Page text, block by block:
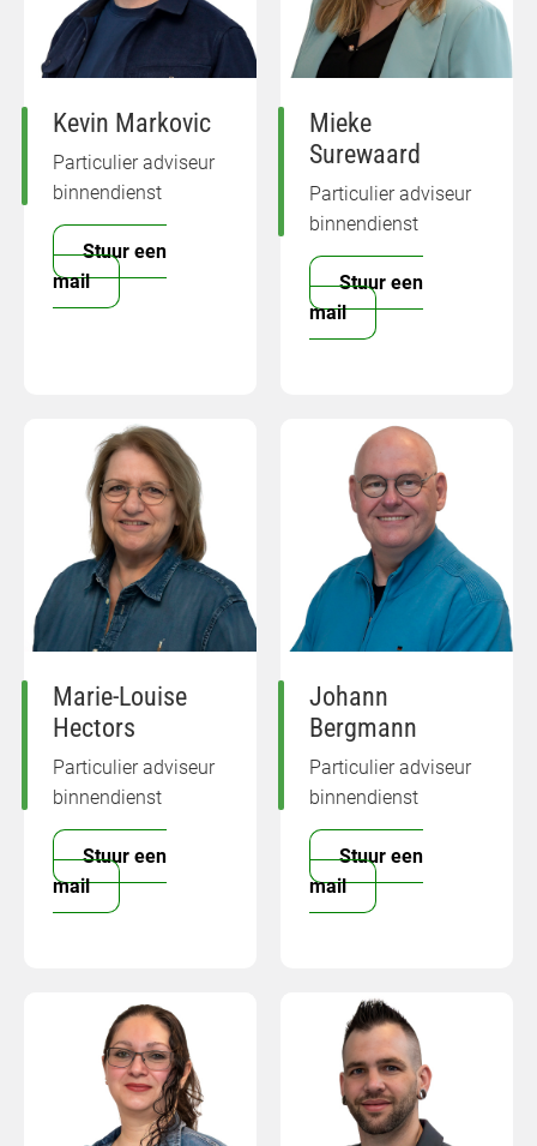
Kevin Markovic
Particulier adviseur
binnendienst
Stuur een
mail
Mieke
Surewaard
Particulier adviseur
binnendienst
Stuur een
mail
Marie-Louise
Hectors
Particulier adviseur
binnendienst
Stuur een
mail
Johann
Bergmann
Particulier adviseur
binnendienst
Stuur een
mail